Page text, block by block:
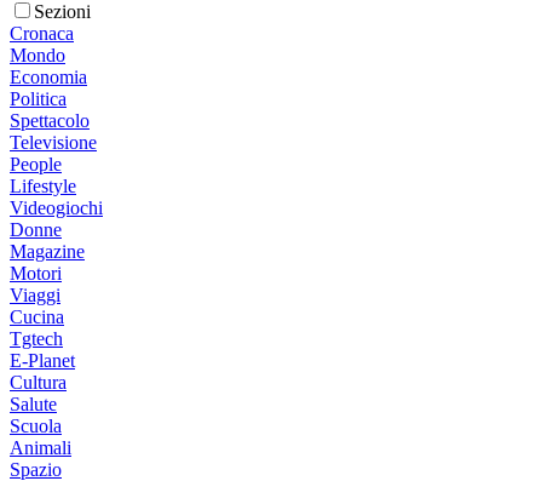
Sezioni
Cronaca
Mondo
Economia
Politica
Spettacolo
Televisione
People
Lifestyle
Videogiochi
Donne
Magazine
Motori
Viaggi
Cucina
Tgtech
E-Planet
Cultura
Salute
Scuola
Animali
Spazio